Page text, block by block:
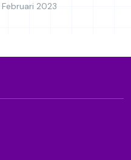
2023